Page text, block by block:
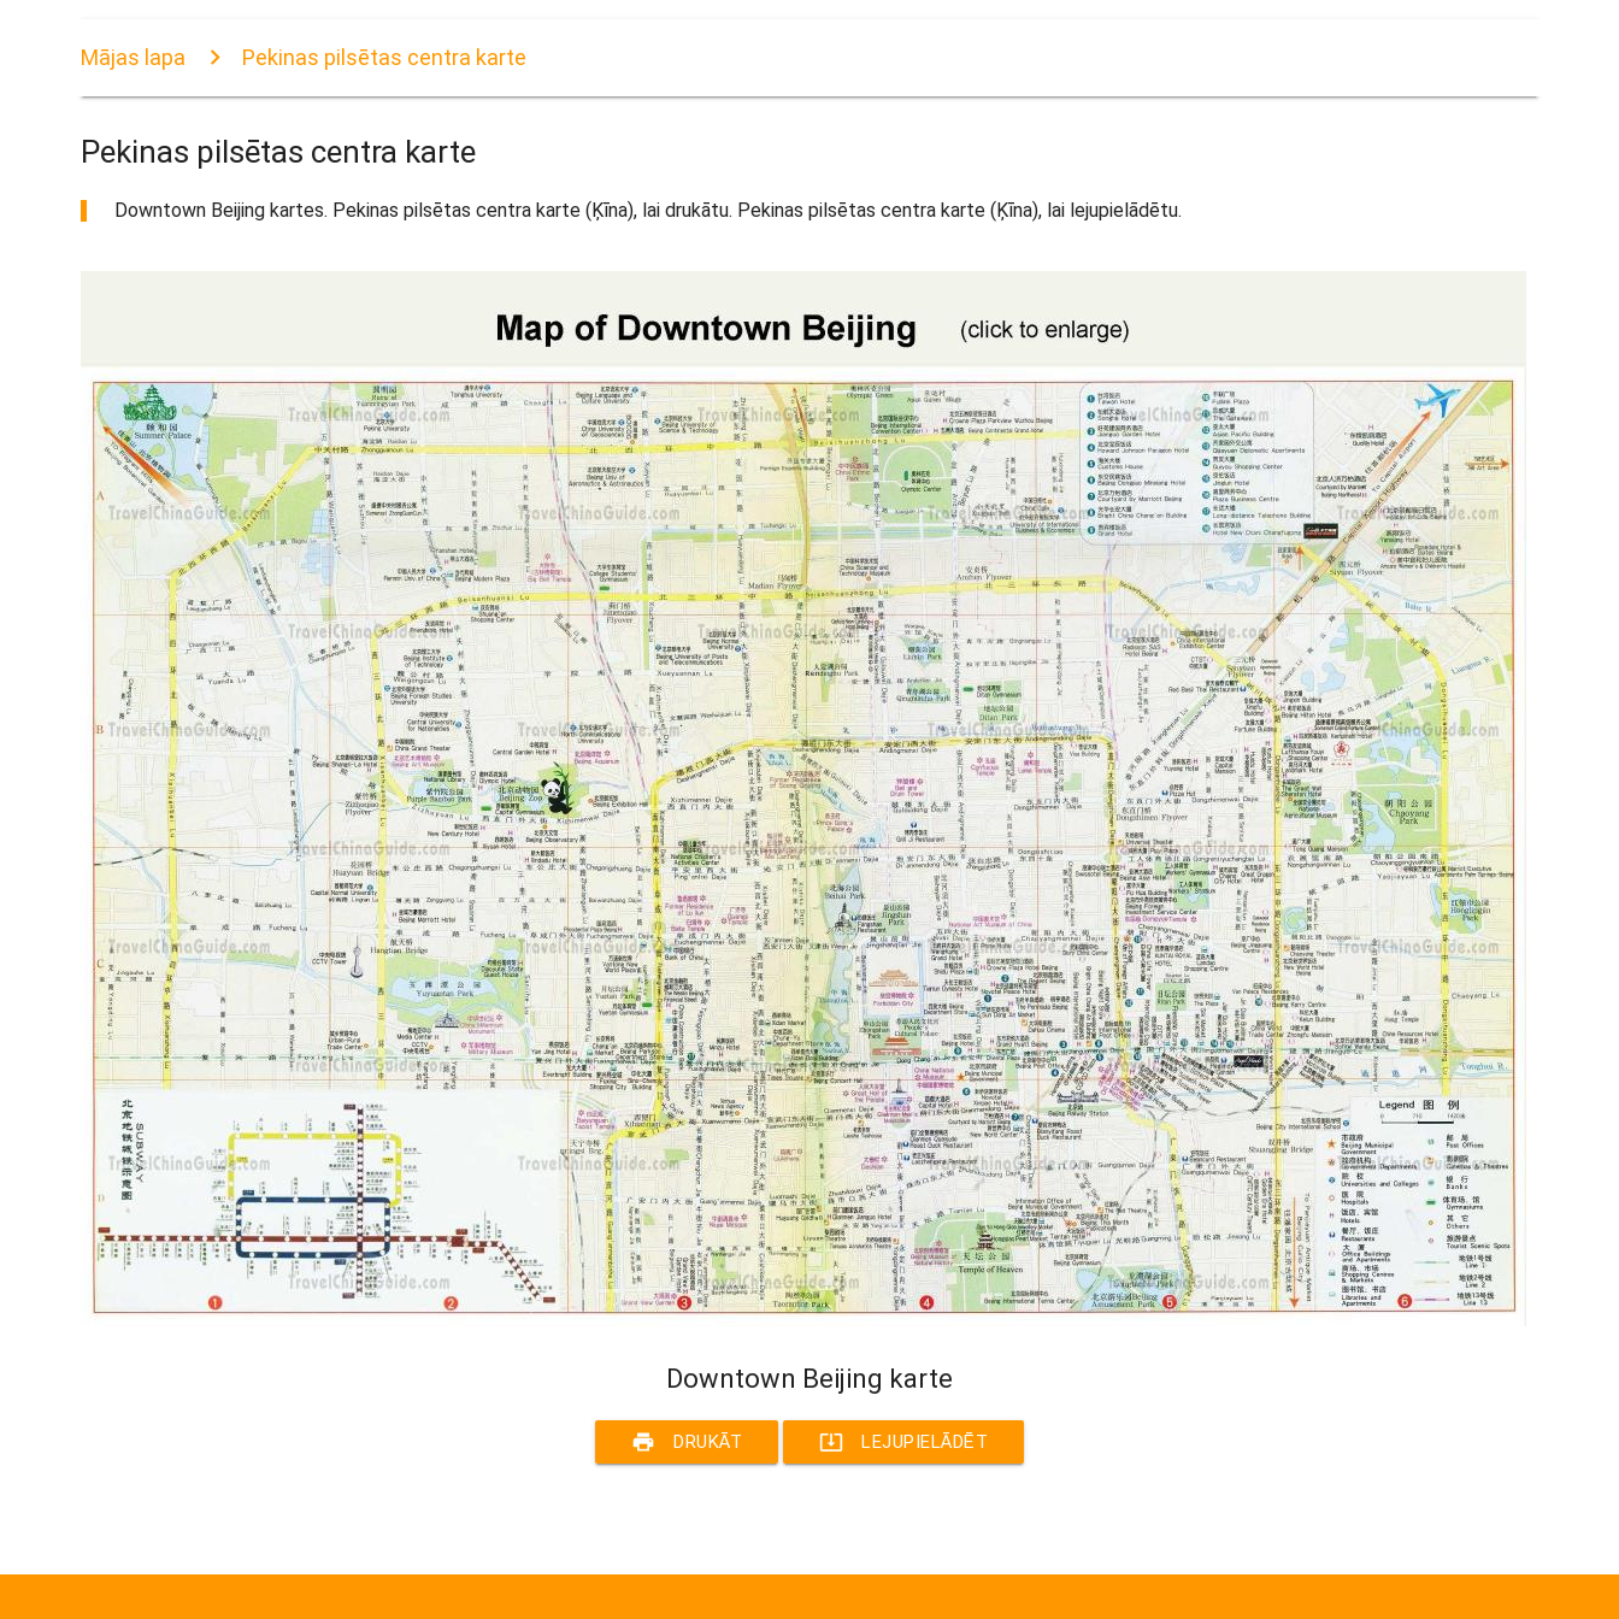
Mājas lapa Pekinas pilsētas centra karte
Pekinas pilsētas centra karte
Downtown Beijing kartes. Pekinas pilsētas centra karte (Ķīna), lai drukātu. Pekinas pilsētas centra karte (Ķīna), lai lejupielādētu.
Downtown Beijing karte
print DRUKĀT system_update_alt LEJUPIELĀDĒT